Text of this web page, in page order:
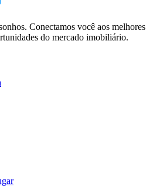
Conectamos você aos melhores
do mercado imobiliário.